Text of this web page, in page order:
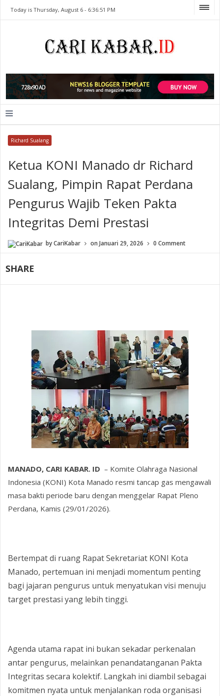
Today is Thursday, August 6 - 6:36:51 PM
≡
Richard Sualang
Ketua KONI Manado dr Richard
Sualang, Pimpin Rapat Perdana
Pengurus Wajib Teken Pakta
Integritas Demi Prestasi
byCariKabar onJanuari 29, 2026 0 Comment
SHARE
MANADO, CARI KABAR. ID – Komite Olahraga Nasional
Indonesia (KONI) Kota Manado resmi tancap gas mengawali
masa bakti periode baru dengan menggelar Rapat Pleno
Perdana, Kamis (29/01/2026).
‎Bertempat di ruang Rapat Sekretariat KONI Kota
Manado, pertemuan ini menjadi momentum penting
bagi jajaran pengurus untuk menyatukan visi menuju
target prestasi yang lebih tinggi.
‎​Agenda utama rapat ini bukan sekadar perkenalan
antar pengurus, melainkan penandatanganan Pakta
Integritas secara kolektif. Langkah ini diambil sebagai
komitmen nyata untuk menjalankan roda organisasi